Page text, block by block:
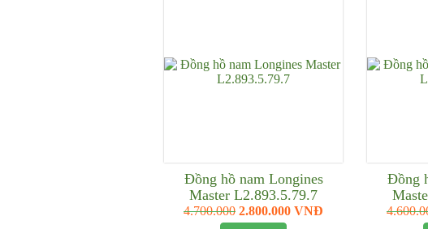
Đồng hồ nam Longines
Master L2.893.5.79.7
4.700.000 2.800.000 VNĐ
Đồng